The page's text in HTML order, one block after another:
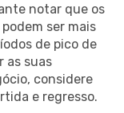
notar que os
ser mais
de pico de
as suas
considere
e regresso.